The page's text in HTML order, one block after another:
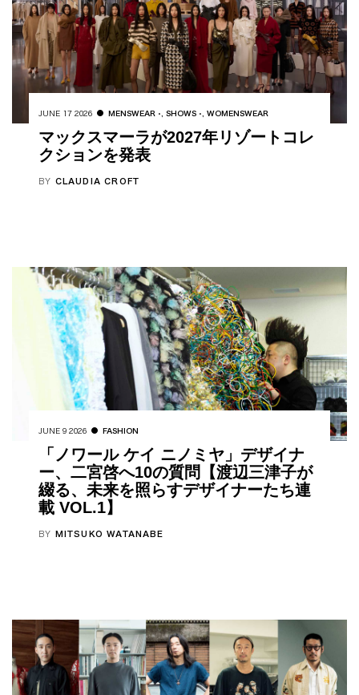
JUNE 17 2026 MENSWEAR SHOWS WOMENSWEAR
マックスマーラが2027年リゾートコレ
クションを発表
BY CLAUDIA CROFT
JUNE 9 2026 FASHION
「ノワール ケイ ニノミヤ」デザイナ
ー、二宮啓へ10の質問【渡辺三津子が
綴る、未来を照らすデザイナーたち連
載 VOL.1】
BY MITSUKO WATANABE